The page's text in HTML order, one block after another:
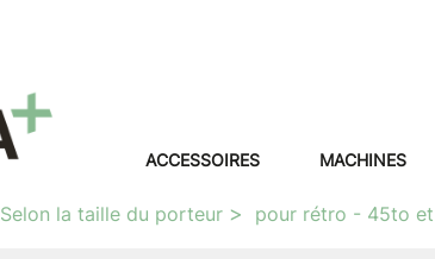
ACCESSOIRES MACHINES
Selon la taille du porteur pour rétro - 45to